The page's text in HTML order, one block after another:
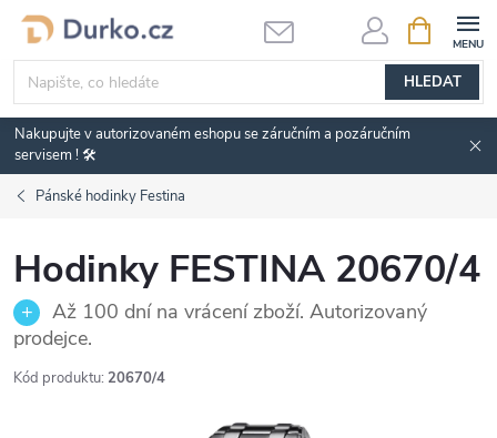
Přejít
obsah
HLEDAT
NÁKUPNÍ
KOŠÍK
Nakupujte v autorizovaném eshopu se záručním a pozáručním
servisem ! 🛠️
Pánské hodinky Festina
Hodinky FESTINA 20670/4
Až 100 dní na vrácení zboží. Autorizovaný
prodejce.
Kód produktu: 20670/4